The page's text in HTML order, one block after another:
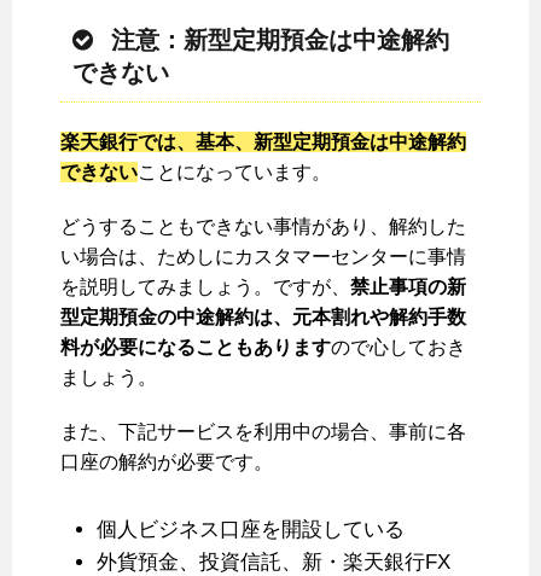
注意：新型定期預金は中途解約
できない
楽天銀行では、基本、新型定期預金は中途解約
できないことになっています。
どうすることもできない事情があり、解約した
い場合は、ためしにカスタマーセンターに事情
を説明してみましょう。ですが、 禁止事項の新
型定期預金の中途解約は、元本割れや解約手数
料が必要になることもありますので心しておき
ましょう。
また、下記サービスを利用中の場合、事前に各
口座の解約が必要です。
個人ビジネス口座を開設している
外貨預金、投資信託、新・楽天銀行FX